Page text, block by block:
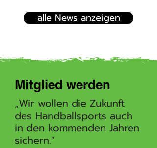
alle News anzeigen
Mitglied werden
„Wir wollen die Zukunft
des Handballsports auch
in den kommenden Jahren
sichern.“